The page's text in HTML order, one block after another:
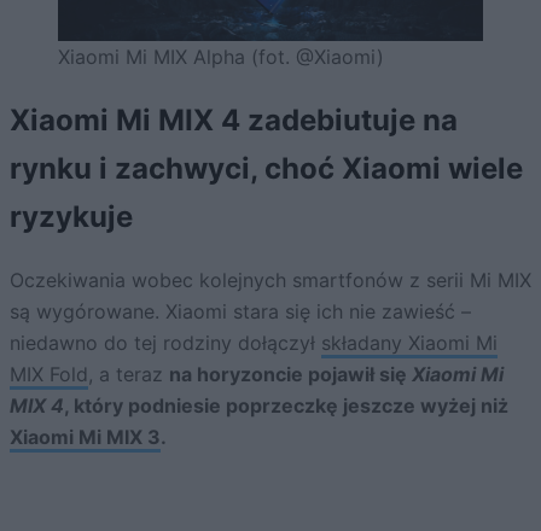
Xiaomi Mi MIX Alpha (fot. @Xiaomi)
Xiaomi Mi MIX 4 zadebiutuje na
rynku i zachwyci, choć Xiaomi wiele
ryzykuje
Oczekiwania wobec kolejnych smartfonów z serii Mi MIX
są wygórowane. Xiaomi stara się ich nie zawieść –
niedawno do tej rodziny dołączył składany Xiaomi Mi
MIX Fold , a teraz na horyzoncie pojawił się Xiaomi Mi
MIX 4, który podniesie poprzeczkę jeszcze wyżej niż
Xiaomi Mi MIX 3.